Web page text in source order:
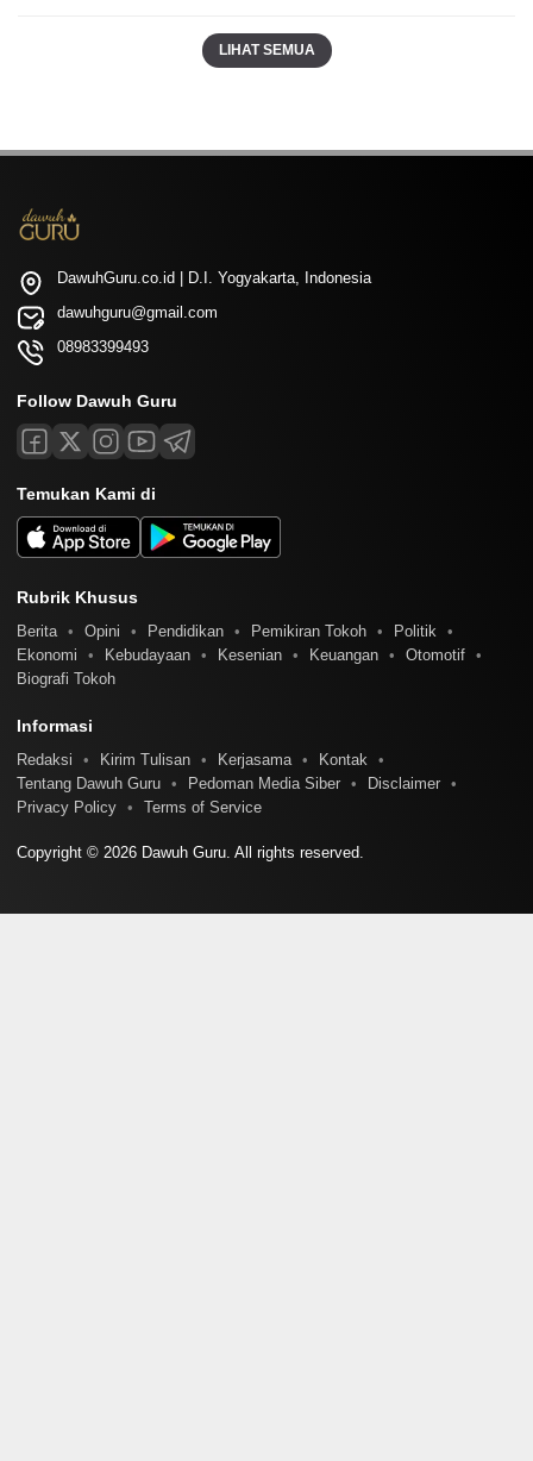
LIHAT SEMUA
DawuhGuru.co.id | D.I. Yogyakarta, Indonesia
dawuhguru@gmail.com
08983399493
Follow Dawuh Guru
Temukan Kami di
Rubrik Khusus
Berita Opini Pendidikan Pemikiran Tokoh
Politik
Ekonomi
Kebudayaan Kesenian Keuangan
Otomotif
Biografi Tokoh
Informasi
Redaksi Kirim Tulisan Kerjasama
Kontak
Tentang Dawuh Guru
Pedoman Media Siber
Disclaimer
Privacy Policy
Terms of Service
Copyright © 2026 Dawuh Guru. All rights reserved.